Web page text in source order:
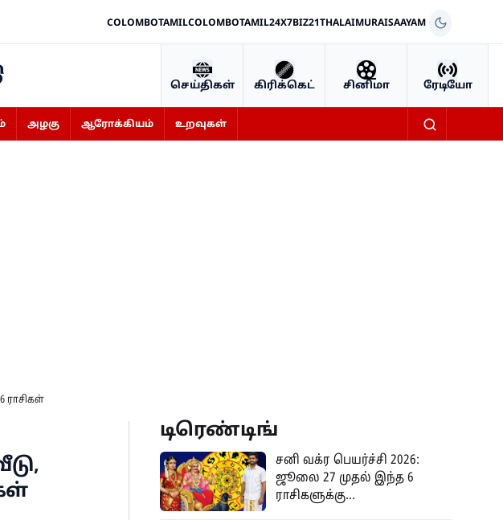
COLOMBOTAMILCOLOMBOTAMIL24X7BIZ21THALAIMURAISAAYAM
செய்திகள் கிரிக்கெட் சினிமா ரேடியோ
அழகு ஆரோக்கியம் உறவுகள்
ராசிகள்
டிரெண்டிங்
சனி வக்ர பெயர்ச்சி 2026:
ஜூலை 27 முதல் இந்த 6
ராசிகளுக்கு...